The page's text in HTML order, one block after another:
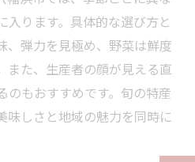
入ります。具体的な選び方と
、弾力を見極め、野菜は鮮度
また、生産者の顔が見える直
のもおすすめです。旬の特産
味しさと地域の魅力を同時に